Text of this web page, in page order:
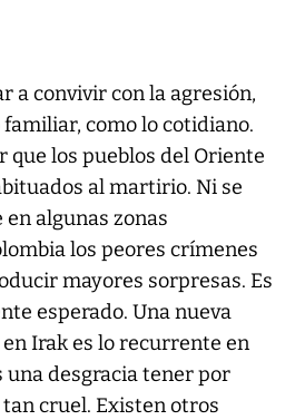
a convivir con la agresión,
como lo cotidiano.
que los pueblos del Oriente
al martirio. Ni se
algunas zonas
los peores crímenes
mayores sorpresas. Es
esperado. Una nueva
Irak es lo recurrente en
una desgracia tener por
cruel. Existen otros